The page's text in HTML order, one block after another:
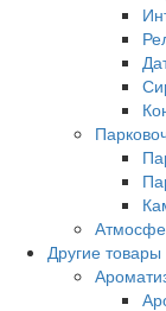
Другие товары